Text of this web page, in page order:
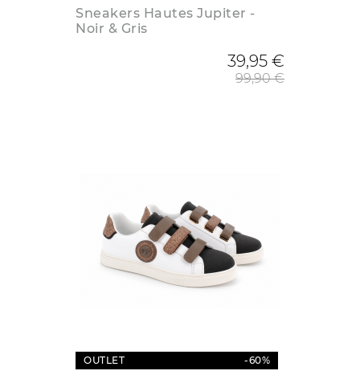
Sneakers Hautes Jupiter -
Noir & Gris
39,95 €
99,90 €
OUTLET -60%